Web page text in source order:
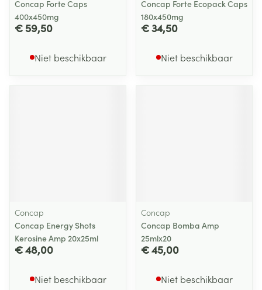
Concap Forte Caps
400x450mg
€ 59,50
Niet beschikbaar
Concap Forte Ecopack Caps
180x450mg
€ 34,50
Niet beschikbaar
Concap
Concap Energy Shots
Kerosine Amp 20x25ml
€ 48,00
Niet beschikbaar
Concap
Concap Bomba Amp
25mlx20
€ 45,00
Niet beschikbaar